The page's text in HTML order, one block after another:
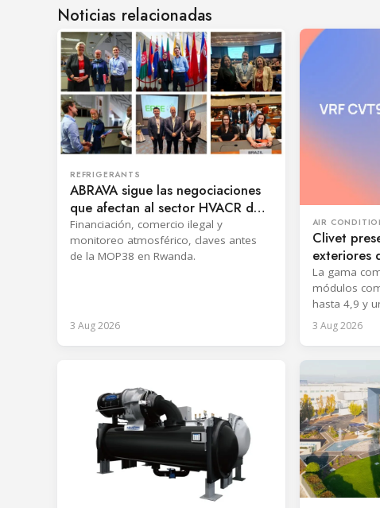
Noticias relacionadas
REFRIGERANTS
ABRAVA sigue las negociaciones
que afectan al sector HVACR de
Brasil
Financiación, comercio ilegal y
monitoreo atmosférico, claves antes
de la MOP38 en Rwanda.
3 Aug 2026
AIR
Clivet
exteriores
CVT9 con
La gama
módulos
hasta 4,9 y
3 Aug 2026